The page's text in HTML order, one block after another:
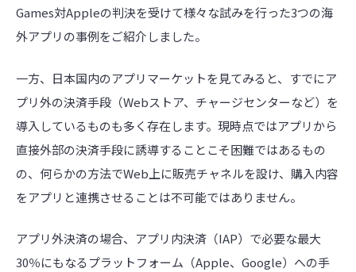
Games対Appleの判決を受けて様々な試みを行った3つの海
外アプリの事例をご紹介しました。
一方、日本国内のアプリマーケットを見てみると、すでにア
プリ外の決済手段（Webストア、チャージセンターなど）を
導入しているものも多く存在します。現時点ではアプリから
直接外部の決済手段に誘導することこそ困難ではあるもの
の、何らかの方法でWeb上に販売チャネルを設け、購入内容
をアプリと連携させることは不可能ではありません。
アプリ外決済の場合、アプリ内決済（IAP）で必要な最大
30％にもなるプラットフォーム（Apple、Google）への手